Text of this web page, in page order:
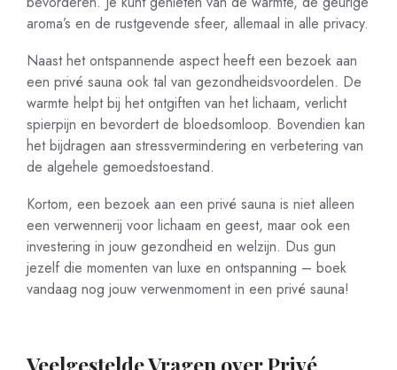
aroma’s en de rustgevende sfeer, allemaal in alle privacy.
Naast het ontspannende aspect heeft een bezoek aan
een privé sauna ook tal van gezondheidsvoordelen. De
warmte helpt bij het ontgiften van het lichaam, verlicht
spierpijn en bevordert de bloedsomloop. Bovendien kan
het bijdragen aan stressvermindering en verbetering van
de algehele gemoedstoestand.
Kortom, een bezoek aan een privé sauna is niet alleen
een verwennerij voor lichaam en geest, maar ook een
investering in jouw gezondheid en welzijn. Dus gun
jezelf die momenten van luxe en ontspanning – boek
vandaag nog jouw verwenmoment in een privé sauna!
Veelgestelde Vragen over Privé